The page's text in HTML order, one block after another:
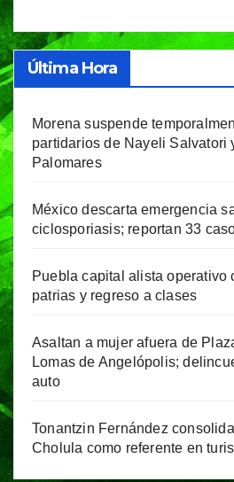
Última Hora
Morena suspende
partidarios de Nayeli Salvatori
Palomares
México descarta emergencia
ciclosporiasis; reportan 33
Puebla capital alista operativo
patrias y regreso a clases
Asaltan a mujer afuera de
Lomas de Angelópolis;
auto
Tonantzin Fernández
Cholula como referente en